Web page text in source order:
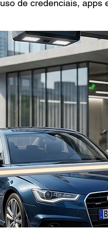
de credenciais, apps